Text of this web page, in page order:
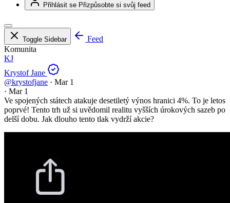
Přihlásit se Přizpůsobte si svůj feed
Toggle Sidebar
Feed
Komunita
KJ
Krystof Jane
@krystofjane · Mar 1
· Mar 1
Ve spojených státech atakuje desetiletý výnos hranici 4%. To je letos
poprvé! Tento trh už si uvědomil realitu vyšších úrokových sazeb po
delší dobu. Jak dlouho tento tlak vydrží akcie?